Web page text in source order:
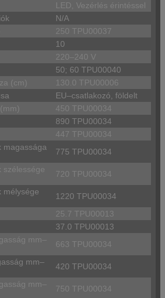
LED, Vezérlés érintéssel
N/A
250 TPU00037
10
220–240 V
50; 60 TPU00040
(cm)
130.0 TPU00006
EU–csatlakozó, földelt
450 TPU00034
890 TPU00034
447 TPU00034
magassága
775 TPU00034
szélessége
720 TPU00034
mélysége
1220 TPU00034
25.7 TPU00013
37.0 TPU00013
mm–
663 TPU00034
mm–
420 TPU00034
mm–
750 TPU00034